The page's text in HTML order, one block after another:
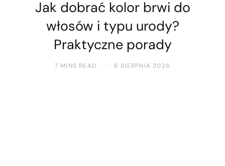
Jak dobrać kolor brwi do
włosów i typu urody?
Praktyczne porady
7 MINS READ 6 SIERPNIA 2026